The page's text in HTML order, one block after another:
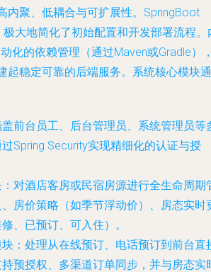
内聚、低耦合与可扩展性。SpringBoot
极大地简化了初始配置和开发部署流程。
化的依赖管理（通过Maven或Gradle）
起稳定可靠的后端服务。系统核心模块通
盖前台员工、后台管理员、系统管理员等
Spring Security实现精细化的认证与授
：对酒店客房或民宿房源进行全生命周期
房价策略（如季节浮动价）、房态实时
、已预订、可入住）。
：处理从在线预订、电话预订到前台直
预授权、多渠道订单同步，并与房态实